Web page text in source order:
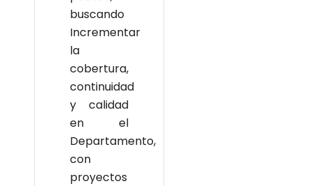
buscando
Incrementar
la
cobertura,
continuidad
y calidad
en el
Departamento,
con
proyectos